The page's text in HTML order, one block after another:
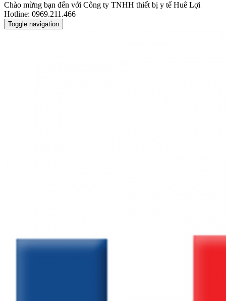
Chào mừng bạn đến với Công ty TNHH thiết bị y tế Huê Lợi
Hotline: 0969.211.466
Toggle navigation